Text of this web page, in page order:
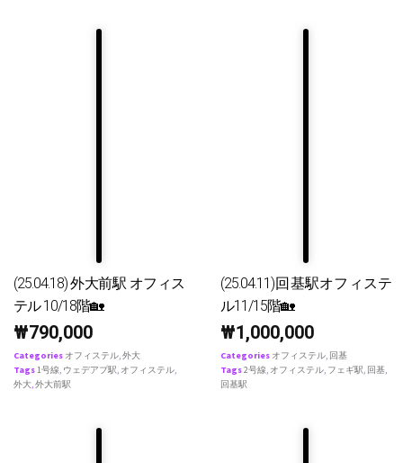
(25.04.18) 外大前駅 オフィス
テル 10/18階🏡
₩790,000
Categories オフィステル,外大
Tags1号線, ウェデアプ駅, オフィステル,
外大,外大前駅
(25.04.11)回基駅オフィステ
ル11/15階🏡
₩1,000,000
Categories オフィステル, 回基
Tags2号線, オフィステル, フェギ駅, 回基,
回基駅